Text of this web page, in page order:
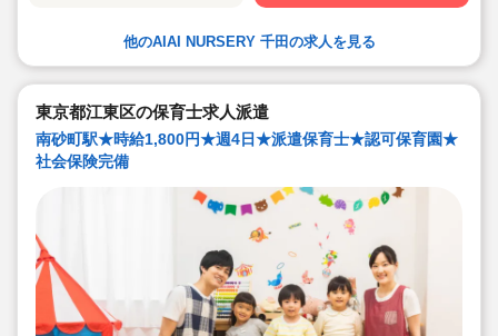
★60名定員など中規模園を中心に「もう一つの家」をコ
者の方とのやり取り等を効率化されています
★子どもたち一人一人と向き合った保育を実施していま
す
他のAIAI NURSERY 千田の求人を見る
東京都江東区の保育士求人派遣
南砂町駅★時給1,800円★週4日★派遣保育士★認可保育園★
社会保険完備